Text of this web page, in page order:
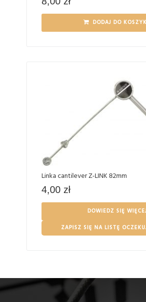
DODAJ DO
Linka cantilever Z-LINK 82mm
4,00 zł
DOWIEDZ SIĘ
ZAPISZ SIĘ NA LISTĘ